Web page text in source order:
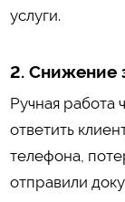
услуги.
2. Снижение
Ручная работа
ответить
телефона,
отправили